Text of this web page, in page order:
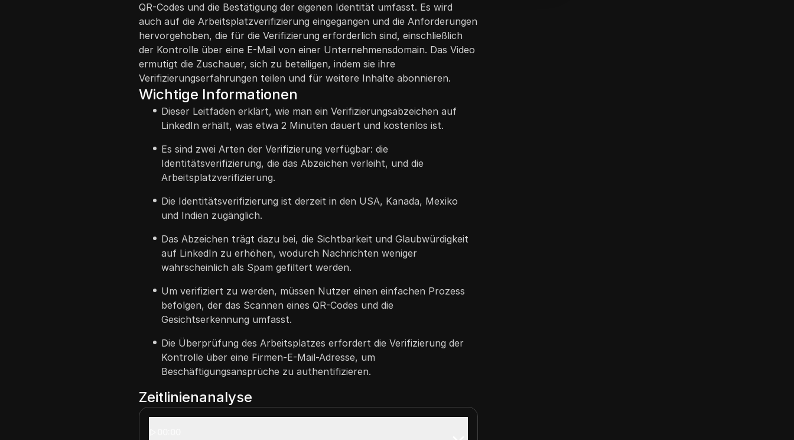
QR-Codes und die Bestätigung der eigenen Identität umfasst. Es wird
auch auf die Arbeitsplatzverifizierung eingegangen und die Anforderungen
hervorgehoben, die für die Verifizierung erforderlich sind, einschließlich
der Kontrolle über eine E-Mail von einer Unternehmensdomain. Das Video
ermutigt die Zuschauer, sich zu beteiligen, indem sie ihre
Verifizierungserfahrungen teilen und für weitere Inhalte abonnieren.
Wichtige Informationen
Dieser Leitfaden erklärt, wie man ein Verifizierungsabzeichen auf
LinkedIn erhält, was etwa 2 Minuten dauert und kostenlos ist.
Es sind zwei Arten der Verifizierung verfügbar: die
Identitätsverifizierung, die das Abzeichen verleiht, und die
Arbeitsplatzverifizierung.
Die Identitätsverifizierung ist derzeit in den USA, Kanada, Mexiko
und Indien zugänglich.
Das Abzeichen trägt dazu bei, die Sichtbarkeit und Glaubwürdigkeit
auf LinkedIn zu erhöhen, wodurch Nachrichten weniger
wahrscheinlich als Spam gefiltert werden.
Um verifiziert zu werden, müssen Nutzer einen einfachen Prozess
befolgen, der das Scannen eines QR-Codes und die
Gesichtserkennung umfasst.
Die Überprüfung des Arbeitsplatzes erfordert die Verifizierung der
Kontrolle über eine Firmen-E-Mail-Adresse, um
Beschäftigungsansprüche zu authentifizieren.
Zeitlinienanalyse